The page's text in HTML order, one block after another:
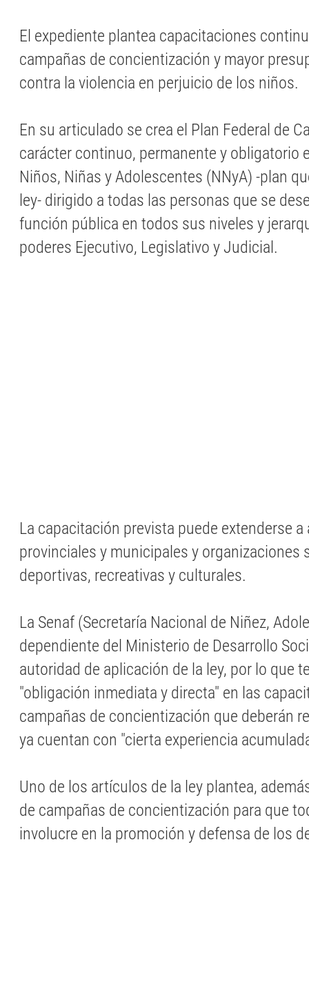
El expediente plantea capacitaciones
campañas de concientización y mayor
contra la violencia en perjuicio de los niños.
En su articulado se crea el Plan Federal de
carácter continuo, permanente y obligatorio
Niños, Niñas y Adolescentes (NNyA) -plan
ley- dirigido a todas las personas que se
función pública en todos sus niveles y
poderes Ejecutivo, Legislativo y Judicial.
La capacitación prevista puede extenderse
provinciales y municipales y organizaciones
deportivas, recreativas y culturales.
La Senaf (Secretaría Nacional de Niñez,
dependiente del Ministerio de Desarrollo
autoridad de aplicación de la ley, por lo que
"obligación inmediata y directa" en las
campañas de concientización que deberán
ya cuentan con "cierta experiencia
Uno de los artículos de la ley plantea,
de campañas de concientización para que
involucre en la promoción y defensa de los